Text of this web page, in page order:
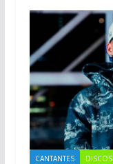
CANTANTES DISCOS